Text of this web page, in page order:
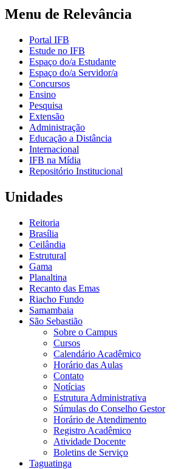
Menu de Relevância
Portal IFB
Estude no IFB
Espaço do/a Estudante
Espaço do/a Servidor/a
Concursos
Ensino
Pesquisa
Extensão
Administração
Educação a Distância
Internacional
IFB na Mídia
Repositório Institucional
Unidades
Reitoria
Brasília
Ceilândia
Estrutural
Gama
Planaltina
Recanto das Emas
Riacho Fundo
Samambaia
São Sebastião
Sobre o Campus
Cursos
Calendário Acadêmico
Horário das Aulas
Contato
Notícias
Estrutura Administrativa
Súmulas do Conselho Gestor
Horário de Atendimento
Registro Acadêmico
Atividade Docente
Boletins de Serviço
Taguatinga